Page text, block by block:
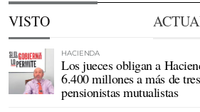
VISTO
HACIENDA
Los jueces obligan a
6.400 millones a más de
pensionistas mutualistas